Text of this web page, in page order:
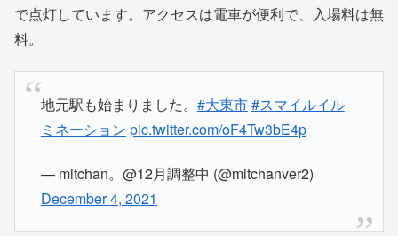
で点灯しています。アクセスは電車が便利で、入場料は無
料。
地元駅も始まりました。 #大東市#スマイルイル
ミネーション pic.twitter.com/oF4Tw3bE4p
— mitchan。@12月調整中 (@mitchanver2)
December 4, 2021